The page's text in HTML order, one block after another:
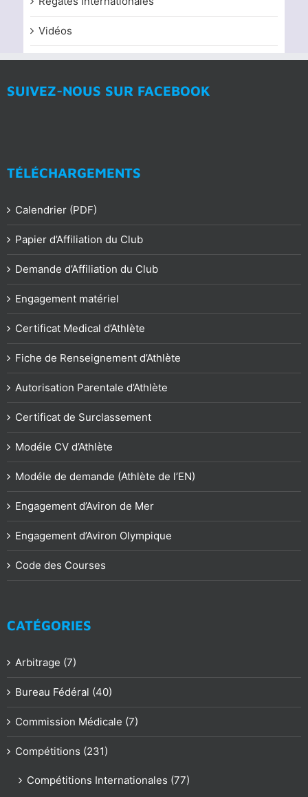
Vidéos
SUIVEZ-NOUS SUR FACEBOOK
TÉLÉCHARGEMENTS
Calendrier (PDF)
Papier d’Affiliation du Club
Demande d’Affiliation du Club
Engagement matériel
Certificat Medical d’Athlète
Fiche de Renseignement d’Athlète
Autorisation Parentale d’Athlète
Certificat de Surclassement
Modéle CV d’Athlète
Modéle de demande (Athlète de l’EN)
Engagement d’Aviron de Mer
Engagement d’Aviron Olympique
Code des Courses
CATÉGORIES
Arbitrage (7)
Bureau Fédéral (40)
Commission Médicale (7)
Compétitions (231)
Compétitions Internationales (77)